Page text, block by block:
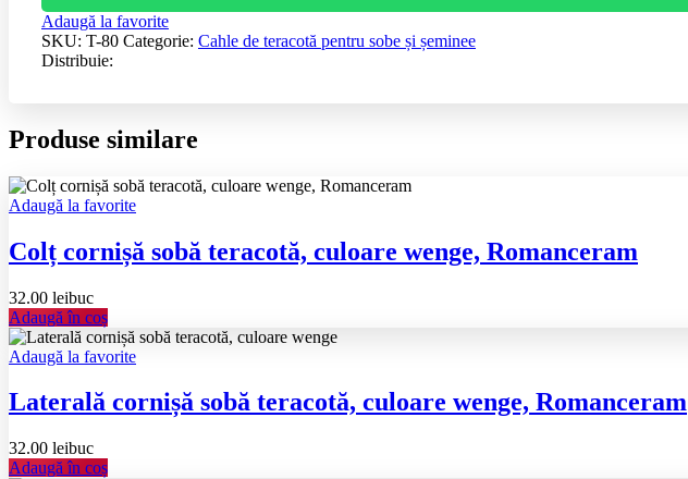
Adaugă la favorite
SKU: T-80 Categorie: Cahle de teracotă pentru sobe și șeminee
Distribuie:
Produse similare
Adaugă la favorite
Colț cornișă sobă teracotă, culoare wenge, Romanceram
32.00 leibuc
Adaugă în coș
Adaugă la favorite
Laterală cornișă sobă teracotă, culoare wenge, Romanceram
32.00 leibuc
Adaugă în coș